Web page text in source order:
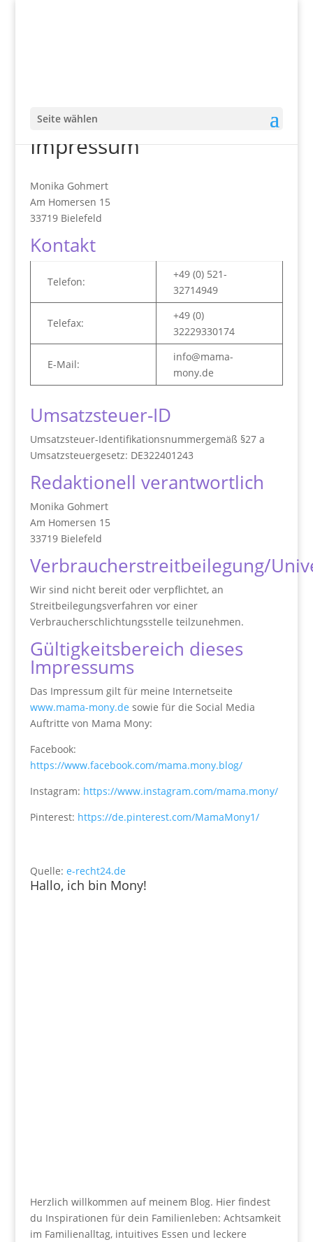
Seite wählen
Impressum
Monika Gohmert
Am Homersen 15
33719 Bielefeld
Kontakt
Telefon:
+49 (0) 521-
32714949
Telefax:
+49 (0)
32229330174
E-Mail:
info@mama-
mony.de
Umsatzsteuer-ID
Umsatzsteuer-Identifikationsnummergemäß §27 a
Umsatzsteuergesetz: DE322401243
Redaktionell verantwortlich
Monika Gohmert
Am Homersen 15
33719 Bielefeld
Verbraucherstreitbeilegung/
Wir sind nicht bereit oder verpflichtet, an
Streitbeilegungsverfahren vor einer
Verbraucherschlichtungsstelle teilzunehmen.
Gültigkeitsbereich dieses
Impressums
Das Impressum gilt für meine Internetseite
www.mama-mony.de sowie für die Social Media
Auftritte von Mama Mony:
Facebook:
https://www.facebook.com/mama.mony.blog/
Instagram: https://www.instagram.com/mama.mony/
Pinterest: https://de.pinterest.com/MamaMony1/
Quelle: e-recht24.de
Hallo, ich bin Mony!
Herzlich willkommen auf meinem Blog. Hier findest
du Inspirationen für dein Familienleben: Achtsamkeit
im Familienalltag, intuitives Essen und leckere